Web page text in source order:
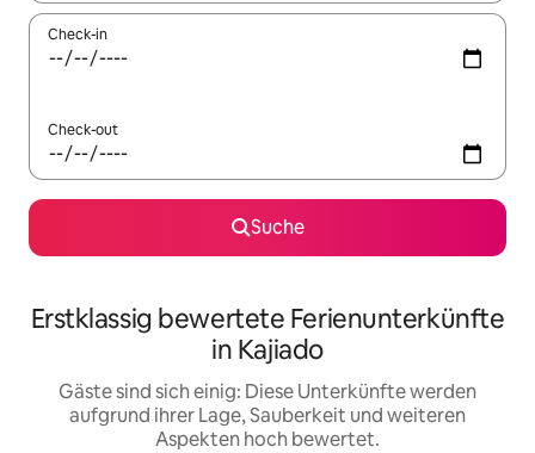
Check-in
Check-out
Suche
Erstklassig bewertete Ferienunterkünfte
in Kajiado
Gäste sind sich einig: Diese Unterkünfte werden
aufgrund ihrer Lage, Sauberkeit und weiteren
Aspekten hoch bewertet.